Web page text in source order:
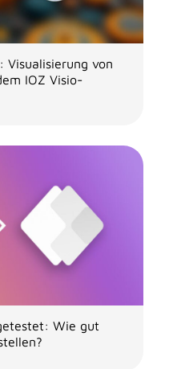
Visualisierung von
IOZ Visio-
Wie gut